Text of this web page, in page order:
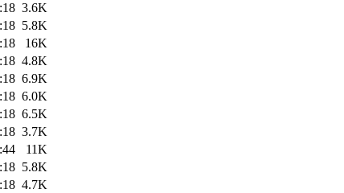
3.6K
5.8K
16K
4.8K
6.9K
6.0K
6.5K
3.7K
11K
5.8K
4.7K